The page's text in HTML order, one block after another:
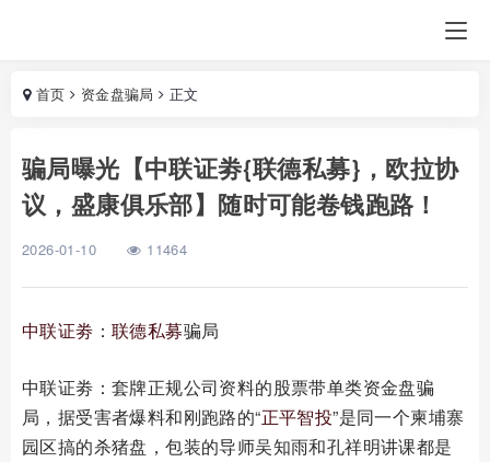
首页 资金盘骗局 正文
骗局曝光【中联证劵{联德私募}，欧拉协
议，盛康俱乐部】随时可能卷钱跑路！
2026-01-10 11464
中联证劵 ：联德私募骗局
中联证劵：套牌正规公司资料的股票带单类资金盘骗
局，据受害者爆料和刚跑路的“正平智投”是同一个柬埔寨
园区搞的杀猪盘，包装的导师吴知雨和孔祥明讲课都是